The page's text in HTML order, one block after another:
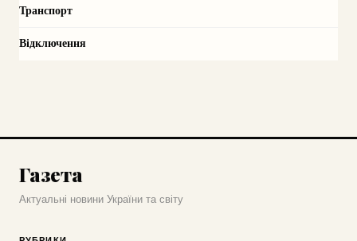
Транспорт
Відключення
Газета
Актуальні новини України та світу